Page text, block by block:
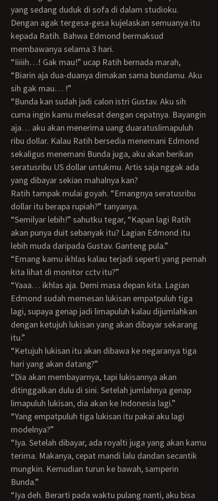
yang sedang duduk di sofa di dalam studioku.
Dengan agak tergesa-gesa kujelaskan semuanya itu
kepada Ratih. Bahwa Edmond bermaksud
membawanya selama 3 hari.
“Iiiiih…! Gak mau!” ucap Ratih bernada marah,
“Biarin aja dua-duanya dimakan sama bundamu. Aku
sih gak mau… !”
“Bunda kan sudah jadi calon istri Gustav. Aku sih
cuma ingin kamu melesat dengan cepatnya. Bayangin
aja… aku akan menerima uang duaratuslimapuluh
ribu dollar. Kalau Ratih bersedia menemani Edmond
sekaligus menemani Bunda juga, aku akan berikan
seratusribu US dollar untukmu. Artis saja nggak ada
yang dibayar sekian mahalnya kan?
Ratih tampak mulai goyah. “Emangnya seratusribu
dollar itu berapa rupiah?” tanyanya.
“Semilyar lebih!” sahutku tegar, “Kapan lagi Ratih
akan punya duit sebanyak itu? Lagian Edmond itu
lebih muda daripada Gustav. Ganteng pula.”
“Emang kamu ikhlas kalau terjadi seperti yang pernah
kita lihat di monitor cctv itu?”
“Yaaa… ikhlas aja. Demi masa depan kita. Lagian
Edmond sudah memesan lukisan empatpuluh tiga
lagi, supaya genap jadi limapuluh kalau dijumlahkan
dengan ketujuh lukisan yang akan dibayar sekarang
itu.”
“Ketujuh lukisan itu akan dibawa ke negaranya tiga
hari yang akan datang?”
“Dia akan membayarnya, tapi lukisannya akan
ditinggalkan dulu di sini. Setelah jumlahnya genap
limapuluh lukisan, dia akan ke Indonesia lagi.”
“Yang empatpuluh tiga lukisan itu pakai aku lagi
modelnya?”
“Iya. Setelah dibayar, ada royalti juga yang akan kamu
terima. Makanya, cepat mandi lalu dandan secantik
mungkin. Kemudian turun ke bawah, samperin
Bunda.”
“Iya deh. Berarti pada waktu pulang nanti, aku bisa